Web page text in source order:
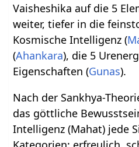
Vaisheshika auf die 5
weiter, tiefer in die
Kosmische Intelligenz (
(Ahankara), die 5
Eigenschaften (Gunas).
Nach der Sankhya-
das göttliche
Intelligenz (Mahat) jede